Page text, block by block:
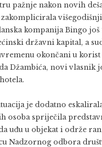
pažnje nakon novih
kompanija Bingo još
državni kapital, a
okončani u korist
Džambića, novi vlasnik
je dodatno
osoba spriječila
uđu u objekat i održe
Nadzornog odbora